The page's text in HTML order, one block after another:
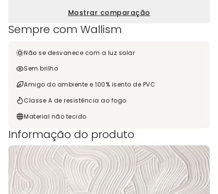
Mostrar comparação
Sempre com Wallism
Não se desvanece com a luz solar
Sem brilho
Amigo do ambiente e 100% isento de PVC
Classe A de resistência ao fogo
Material não tecido
Informação do produto